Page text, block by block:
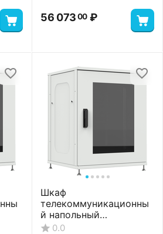
56 07300 ₽
С-
Шкаф
телекоммуникационны
й напольный
ШТНП-22U-800-800-
0.0